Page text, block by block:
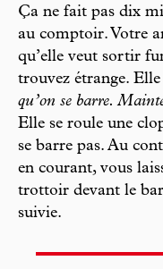
Ça ne fait pas dix
au comptoir. Votre
qu’elle veut sortir
trouvez étrange. Elle
qu’on se barre.
Elle se roule une
se barre pas. Au
en courant, vous
trottoir devant le
suivie.